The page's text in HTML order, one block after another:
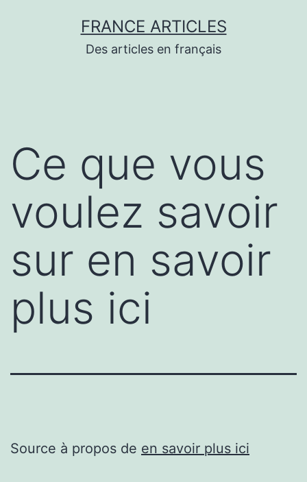
FRANCE ARTICLES
Des articles en français
Ce que vous
voulez savoir
sur en savoir
plus ici
Source à propos de en savoir plus ici